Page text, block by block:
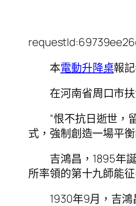
本電動升降桌報
在河南省周口市
“恨不抗日逝世，
式，強制創造一場平
吉鴻昌，1895年
所率領的第十九師能
1930年9月，吉